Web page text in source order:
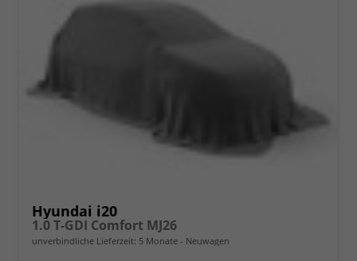
Hyundai i20
1.0 T-GDI Comfort MJ26
unverbindliche Lieferzeit: 5 Monate Neuwagen